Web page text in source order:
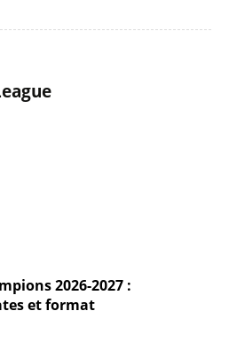
2026-2027 :
et format